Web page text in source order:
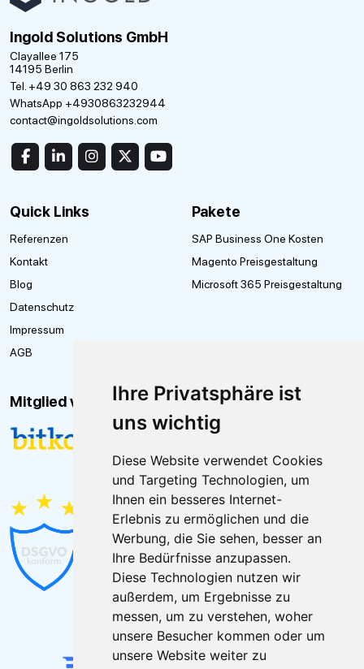
Ihre Privatsphäre ist
uns wichtig
Diese Website verwendet Cookies
und Targeting Technologien, um
Ihnen ein besseres Internet-
Erlebnis zu ermöglichen und die
Werbung, die Sie sehen, besser an
Ihre Bedürfnisse anzupassen.
Diese Technologien nutzen wir
außerdem, um Ergebnisse zu
messen, um zu verstehen, woher
unsere Besucher kommen oder um
unsere Website weiter zu
Ingold Solutions GmbH
Clayallee 175
14195 Berlin
Tel. +49 30 863 232 940
WhatsApp +4930863232944
contact@ingoldsolutions.com
Quick Links
Referenzen
Kontakt
Blog
Datenschutz
Impressum
AGB
Pakete
SAP Business One Kosten
Magento Preisgestaltung
Microsoft 365 Preisgestaltung
Mitglied von